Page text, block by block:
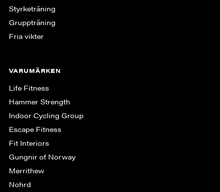
Styrketräning
Gruppträning
Fria vikter
VARUMÄRKEN
Life Fitness
Hammer Strength
Indoor Cycling Group
Escape Fitness
Fit Interiors
Gungnir of Norway
Merrithew
Nohrd